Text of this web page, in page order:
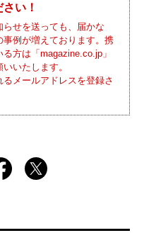
い！
せを送っても、届かな
例が増えております。携
方は「magazine.co.jp」
いたします。
メールアドレスを登録さ